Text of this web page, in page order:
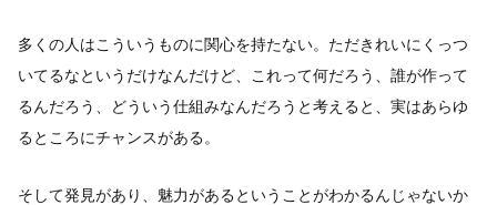
多くの人はこういうものに関心を持たない。ただきれいにくっつ
いてるなというだけなんだけど、これって何だろう、誰が作って
るんだろう、どういう仕組みなんだろうと考えると、実はあらゆ
るところにチャンスがある。
そして発見があり、魅力があるということがわかるんじゃないか